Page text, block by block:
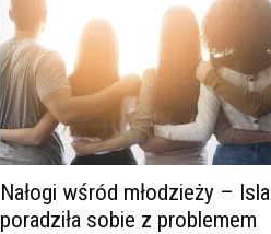
Nałogi wśród młodzieży –
poradziła sobie z problemem